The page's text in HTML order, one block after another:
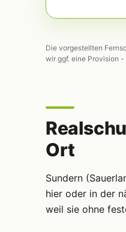
Die vorgestellten
wir ggf. eine Provision
Ort
Sundern
hier oder in der
weil sie ohne